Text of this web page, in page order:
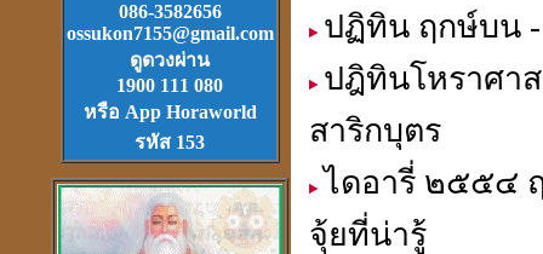
Downloadฟรี.
ตลับเมตรไฮเทค (ดีที่สุดใน
โลก)วัดได้ยาวไกลที่สุด
086-3582656
ossukon7155@gmail.com
ดูดวงผ่าน
1900 111 080
หรือ App Horaworld
รหัส 153
ปฏิทิน ฤกษ์บน
ปฎิทินโหราศา
สาริกบุตร
ไดอารี่ ๒๕๕๔
จุ้ยที่น่ารู้